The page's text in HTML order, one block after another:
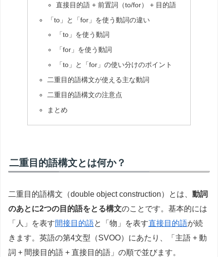
直接目的語 + 前置詞（to/for） + 目的語
「to」と「for」を使う動詞の違い
「to」を使う動詞
「for」を使う動詞
「to」と「for」の使い分けのポイント
二重目的語構文が使える主な動詞
二重目的語構文の注意点
まとめ
二重目的語構文とは何か？
二重目的語構文（double object construction）とは、 動詞
のあとに2つの目的語をとる構文のことです。基本的には
「人」を表す間接目的語と「物」を表す直接目的語が続
きます。英語の第4文型（SVOO）にあたり、「主語 + 動
詞 + 間接目的語 + 直接目的語」の順で並びます。